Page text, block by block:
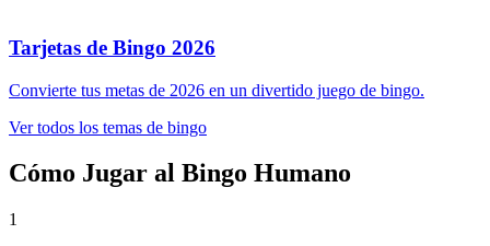
Tarjetas de Bingo 2026
Convierte tus metas de 2026 en un divertido juego de bingo.
Ver todos los temas de bingo
Cómo Jugar al Bingo Humano
1